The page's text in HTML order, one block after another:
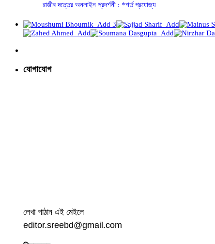
রাজীব দত্তের অনলাইন প্রদর্শনী : *শর্ত প্রযোজ্য
যোগাযোগ
লেখা পাঠান এই মেইলে
editor.sreebd@gmail.com